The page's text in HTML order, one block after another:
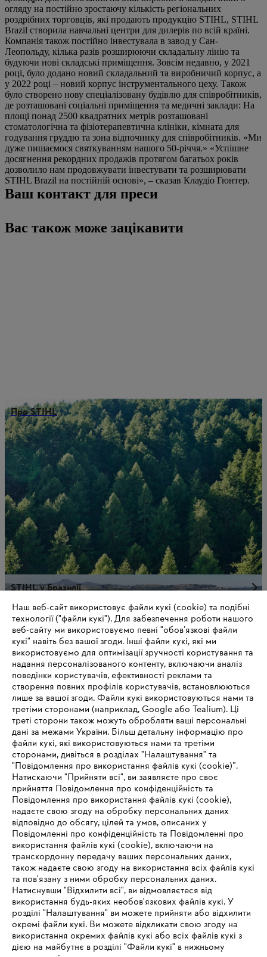
огляду на постійно зростаючу кількість регіональних
роздрібних торговців, які продають продукцію STIHL, STIHL
Brazil створила навчальні центри для дилерів по всій країні.
Компанія також постійно інвестувала в завод у Сан-
Леопольду, кілька разів розширюючи складальну лінію та
будуючи нові складські приміщення. Зовсім недавно, у 2021
році, було додано новий складальний та виробничий корпус, а
у 2022 році – новий корпус інструментального цеху. Також
було створено нову спеціалізовану будівлю для співробітників,
де розташовані соціальні приміщення та медичні заклади: На
площі понад 2500 квадратних метрів розташовані
стоматологічна та фізіотерапевтична клініки, кімната для
годування груддю та зона відпочинку для співробітників. «Ми
дуже пишаємося святкуванням нашого 50-річчя.» «Успішне
досягнення рекордних продажів протягом багатьох років
дозволило нам продовжувати інвестувати та розширювати
STIHL Brazil на постійній основі», – сказав Клаудіо Гюнтер.
Ваш контакт для преси
Вас також може зацікавити
Про STIHL
STIHL у Бразилії
STIHL на шляху до зростання
Інформація для постачальників
Продукція
Контакт
Кар'єра
Система повідомлень про порушення
Наш веб-сайт використовує файли кукі (cookie) та подібні
технології ("файли кукі"). Для забезпечення роботи нашого
веб-сайту ми використовуємо певні "обов’язкові файли
кукі" навіть без вашої згоди. Інші файли кукі, які ми
використовуємо для оптимізації зручності користування та
надання персоналізованого контенту, включаючи аналіз
поведінки користувачів, ефективності реклами та
створення повних профілів користувачів, встановлюються
лише за вашої згоди. Файли кукі використовуються нами та
третіми сторонами (наприклад, Google або Tealium). Ці
треті сторони також можуть обробляти ваші персональні
дані за межами України. Більш детальну інформацію про
файли кукі, які використовуються нами та третіми
сторонами, дивіться в розділах "Налаштування" та
"Повідомлення про використання файлів кукі (cookie)”.
Натискаючи "Прийняти всі", ви заявляєте про своє
прийняття Повідомлення про конфіденційність та
Повідомлення про використання файлів кукі (cookie),
надаєте свою згоду на обробку персональних даних
відповідно до обсягу, цілей та умов, описаних у
Повідомленні про конфіденційність та Повідомленні про
використання файлів кукі (cookie), включаючи на
транскордонну передачу ваших персональних даних,
також надаєте свою згоду на використання всіх файлів кукі
та пов'язану з ними обробку персональних даних.
Натиснувши "Відхилити всі", ви відмовляєтеся від
використання будь-яких необов'язкових файлів кукі. У
розділі "Налаштування" ви можете прийняти або відхилити
окремі файли кукі. Ви можете відкликати свою згоду на
використання окремих файлів кукі або всіх файлів кукі з
дією на майбутнє в розділі "Файли кукі" в нижньому